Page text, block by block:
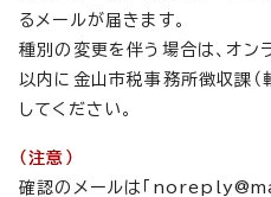
るメールが届きます。
種別の変更を伴う場合は、オン
以内に金山市税事務所徴収課（
してください。
（注意）
確認のメールは「